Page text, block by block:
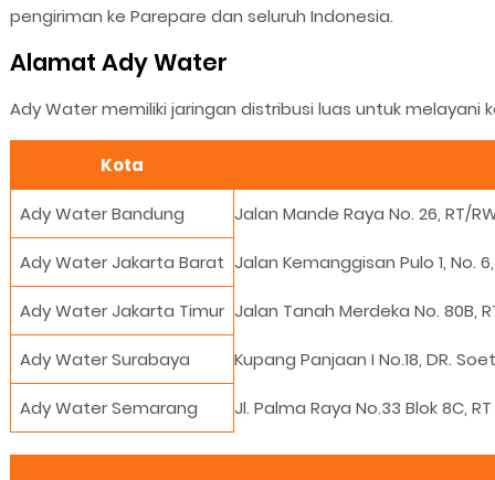
pengiriman ke Parepare dan seluruh Indonesia.
Alamat Ady Water
Ady Water memiliki jaringan distribusi luas untuk
Kota
Ady Water Bandung Jalan Mande Raya No. 26, RT/
Ady Water Jakarta Barat Jalan Kemanggisan Pulo 1, No.
Ady Water Jakarta Timur Jalan Tanah Merdeka No. 80B,
Ady Water Surabaya Kupang Panjaan I No.18, DR.
Ady Water Semarang Jl. Palma Raya No.33 Blok 8C,